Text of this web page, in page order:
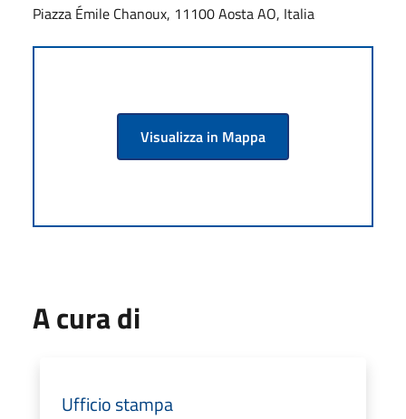
Piazza Émile Chanoux, 11100 Aosta AO, Italia
Visualizza in Mappa
A cura di
Ufficio stampa